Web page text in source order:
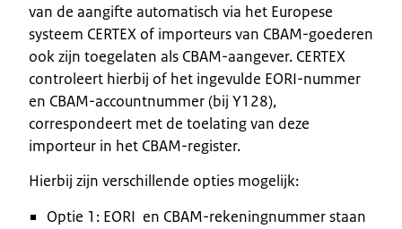
van de aangifte automatisch via het Europese
systeem CERTEX of importeurs van CBAM-goederen
ook zijn toegelaten als CBAM-aangever. CERTEX
controleert hierbij of het ingevulde EORI-nummer
en CBAM-accountnummer (bij Y128),
correspondeert met de toelating van deze
importeur in het CBAM-register.
Hierbij zijn verschillende opties mogelijk:
Optie 1: EORI en CBAM-rekeningnummer staan